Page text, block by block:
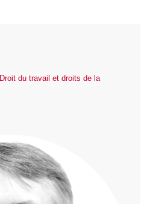
Droit du travail et droits de la